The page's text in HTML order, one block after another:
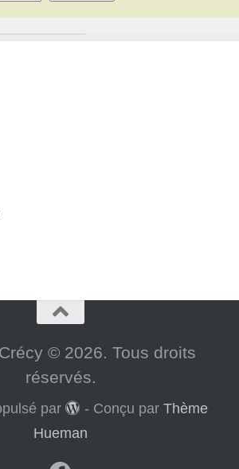
© 2026. Tous droits
réservés.
par - Conçu par Thème
Hueman